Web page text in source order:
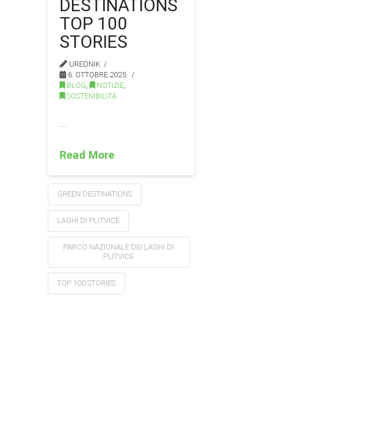
DESTINATIONS
TOP 100
STORIES
UREDNIK
6. OTTOBRE 2025.
BLOG
NOTIZIE
SOSTENIBILITA
…
Read More
GREEN DESTINATIONS
LAGHI DI PLITVICE
PARCO NAZIONALE DEI LAGHI DI
PLITVICE
TOP 100 STORIES